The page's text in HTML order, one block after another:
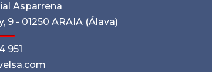
Asparrena
9 - 01250 ARAIA (Álava)
951